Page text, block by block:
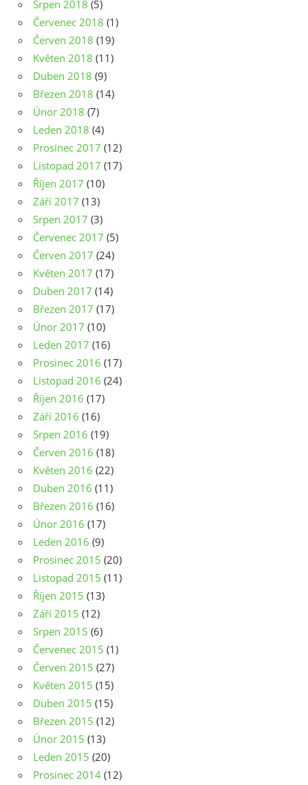
Srpen 2018 (5)
Červenec 2018 (1)
Červen 2018 (19)
Květen 2018 (11)
Duben 2018 (9)
Březen 2018 (14)
Únor 2018 (7)
Leden 2018 (4)
Prosinec 2017 (12)
Listopad 2017 (17)
Říjen 2017 (10)
Září 2017 (13)
Srpen 2017 (3)
Červenec 2017 (5)
Červen 2017 (24)
Květen 2017 (17)
Duben 2017 (14)
Březen 2017 (17)
Únor 2017 (10)
Leden 2017 (16)
Prosinec 2016 (17)
Listopad 2016 (24)
Říjen 2016 (17)
Září 2016 (16)
Srpen 2016 (19)
Červen 2016 (18)
Květen 2016 (22)
Duben 2016 (11)
Březen 2016 (16)
Únor 2016 (17)
Leden 2016 (9)
Prosinec 2015 (20)
Listopad 2015 (11)
Říjen 2015 (13)
Září 2015 (12)
Srpen 2015 (6)
Červenec 2015 (1)
Červen 2015 (27)
Květen 2015 (15)
Duben 2015 (15)
Březen 2015 (12)
Únor 2015 (13)
Leden 2015 (20)
Prosinec 2014 (12)